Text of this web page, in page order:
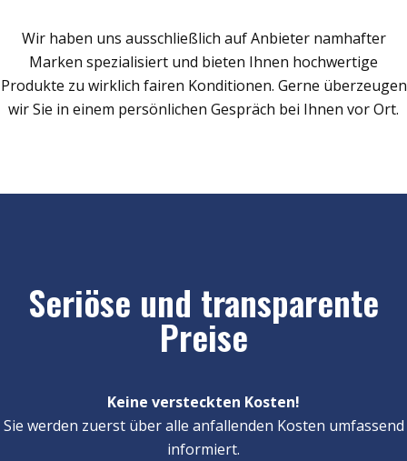
Wir haben uns ausschließlich auf Anbieter namhafter
Marken spezialisiert und bieten Ihnen hochwertige
Produkte zu wirklich fairen Konditionen. Gerne überzeugen
wir Sie in einem persönlichen Gespräch bei Ihnen vor Ort.
Seriöse und transparente
Preise
Keine versteckten Kosten!
Sie werden zuerst über alle anfallenden Kosten umfassend
informiert.